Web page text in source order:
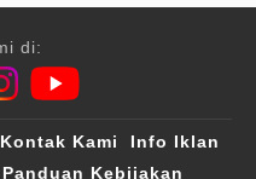
di:
Kontak Kami
Info Iklan
Panduan Kebijakan